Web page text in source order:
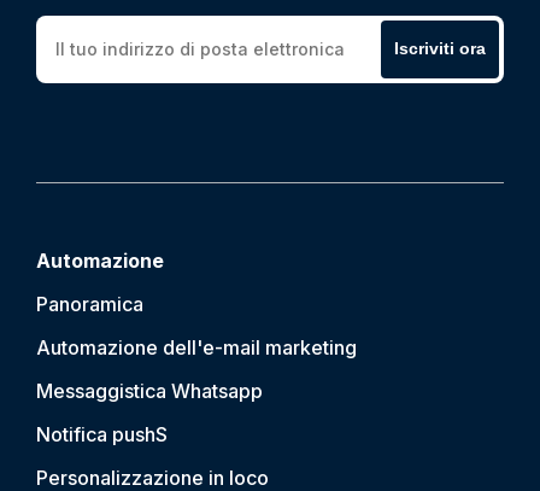
Iscriviti ora
Automazione
Panoramica
Automazione dell'e-mail marketing
Messaggistica Whatsapp
Notifica pushS
Personalizzazione in loco